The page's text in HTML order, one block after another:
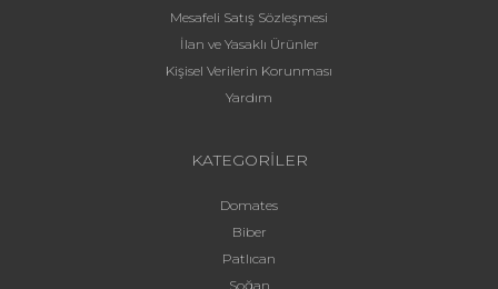
Mesafeli Satış Sözleşmesi
İlan ve Yasaklı Ürünler
Kişisel Verilerin Korunması
Yardım
KATEGORİLER
Domates
Biber
Patlıcan
Soğan